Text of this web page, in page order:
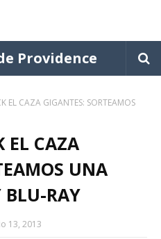
Providence
EL CAZA GIGANTES: SORTEAMOS
EL CAZA
UNA
BLU-RAY
13, 2013